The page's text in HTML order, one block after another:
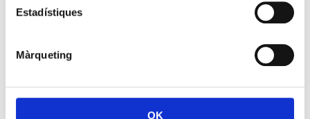
Estadístiques
Màrqueting
OK